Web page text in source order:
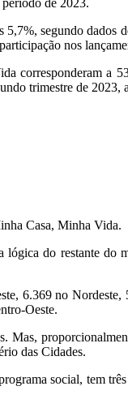
segundo
nos
corresponderam
trimestre de 2023,
Casa, Minha Vida.
do restante
6.369 no
Oeste.
das Cidades.
social, tem